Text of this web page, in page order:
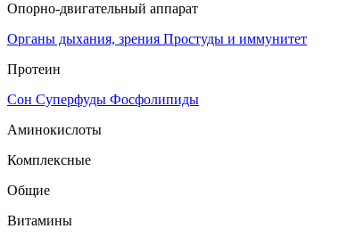
Опорно-двигательный аппарат
Органы дыхания, зрения Простуды и иммунитет
Протеин
Сон Суперфуды Фосфолипиды
Аминокислоты
Комплексные
Общие
Витамины